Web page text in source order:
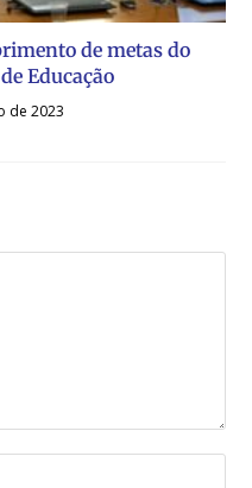
de metas do
Educação
de 2023